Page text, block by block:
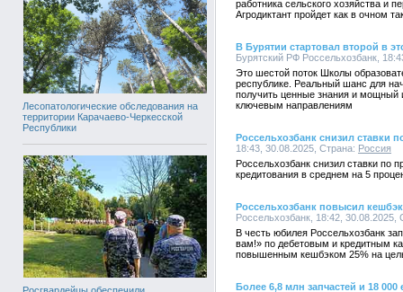
Лесопатологические обследования на
территории Карачаево-Черкесской
Республики
работника сельского хозяйства и
Агродиктант пройдет как в очном
В Бурятии стартовал второй в
Бурятский РФ Россельхозбанк,
Это шестой поток Школы
республике. Реальный шанс для
получить ценные знания и мощный
ключевым направлениям
Россельхозбанк снизил ставки
18:43, 30.08.2025, Страна: Россия
Россельхозбанк снизил ставки по
кредитования в среднем на 5
Россельхозбанк повысил
Россельхозбанк, 18:42, 30.08.2025,
В честь юбилея Россельхозбанк
вам!» по дебетовым и кредитным
повышенным кешбэком 25% на
Более 6,8 млн запчастей и 18